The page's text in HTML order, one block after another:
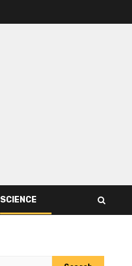
SCIENCE